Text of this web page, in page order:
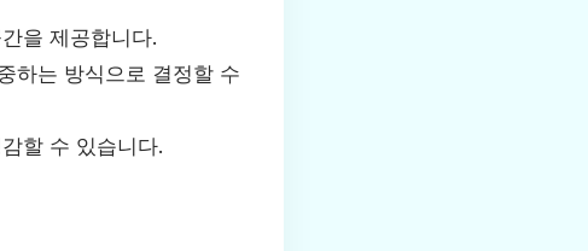
을 제공합니다.
하는 방식으로 결정할 수
할 수 있습니다.